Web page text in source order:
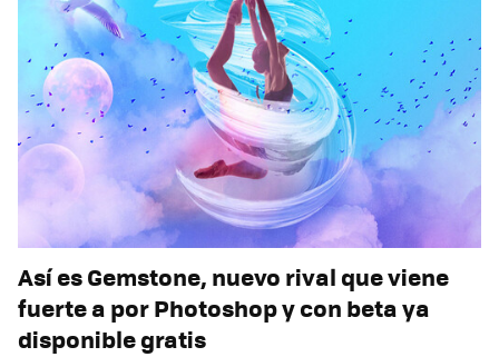
Así es Gemstone, nuevo rival que viene
fuerte a por Photoshop y con beta ya
disponible gratis